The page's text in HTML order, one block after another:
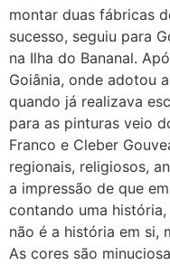
montar duas fábricas
sucesso, seguiu para
na Ilha do Bananal.
Goiânia, onde adotou
quando já realizava
para as pinturas veio
Franco e Cleber
regionais, religiosos,
a impressão de que
contando uma
não é a história em si,
As cores são